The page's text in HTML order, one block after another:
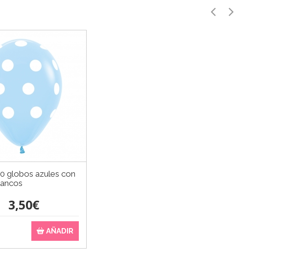
globos azules con
3,50€
AÑADIR